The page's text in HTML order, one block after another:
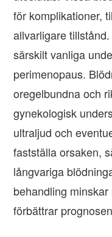
för komplikationer,
allvarligare
särskilt vanliga
perimenopaus.
oregelbundna och
gynekologisk
ultraljud och
fastställa orsaken,
långvariga
behandling
förbättrar